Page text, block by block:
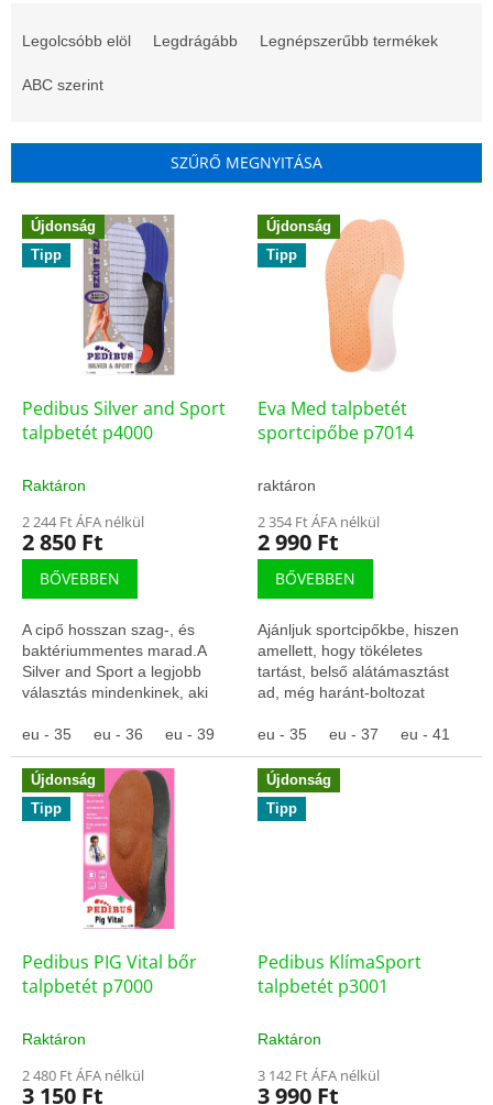
m
k
Legolcsóbb elöl Legdrágább Legnépszerűbb termékek
ABC szerint
SZŰRŐ MEGNYITÁSA
Újdonság
Tipp
Pedibus Silver and Sport
talpbetét p4000
Raktáron
2 244 Ft ÁFA nélkül
2 850 Ft
BŐVEBBEN
A cipő hosszan szag-, és
baktériummentes marad.A
Silver and Sport a legjobb
választás mindenkinek, aki
Figyelem! 5,000 forint ár alatti
termékeket...
eu - 35 eu - 36 eu - 39 eu - 40 eu - 41 eu - 42
Újdonság
Tipp
Eva Med talpbetét
sportcipőbe p7014
raktáron
2 354 Ft ÁFA nélkül
2 990 Ft
BŐVEBBEN
Ajánljuk sportcipőkbe, hiszen
amellett, hogy tökéletes
tartást, belső alátámasztást
ad, még haránt-boltozat
Figyelem! 5,000 forint ár
alatti...
eu - 35 eu - 37 eu - 41
Újdonság
Tipp
Pedibus PIG Vital bőr
talpbetét p7000
Raktáron
2 480 Ft ÁFA nélkül
3 150 Ft
Újdonság
Tipp
Pedibus KlímaSport
talpbetét p3001
Raktáron
3 142 Ft ÁFA nélkül
3 990 Ft